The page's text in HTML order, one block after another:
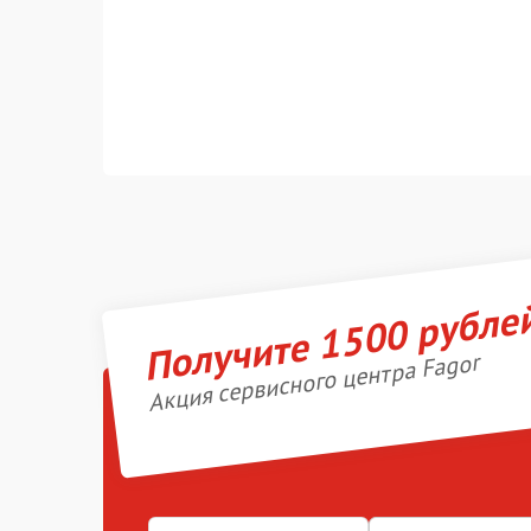
Получите 1500
Акция сервисного центра Fagor